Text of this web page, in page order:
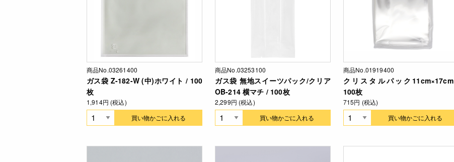
商品No.03261400
ガス袋 Z-182-W (中)ホワイト / 100
枚
1,914円 (税込)
買い物かごに入れる
商品No.03253100
ガス袋 無地スイーツパック/クリア
OB-214 横マチ / 100枚
2,299円 (税込)
買い物かごに入れる
商品No.01919400
クリスタルパック
100枚
715円 (税込)
買い物かごに入れる